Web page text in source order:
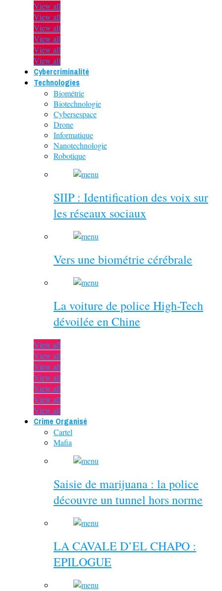
View all
View all
View all
View all
View all
View all
Cybercriminalité
Technologies
Biométrie
Biotechnologie
Cybersespace
Drone
Informatique
Nanotechnologie
Robotique
SIIP : Identification des voix sur
les réseaux sociaux
Vers une biométrie cérébrale
La voiture de police High-Tech
dévoilée en Chine
View all
View all
View all
View all
View all
View all
View all
Crime Organisé
Cartel
Mafia
Saisie de marijuana : la police
découvre un tunnel hors norme
LA CAVALE D’EL CHAPO :
EPILOGUE